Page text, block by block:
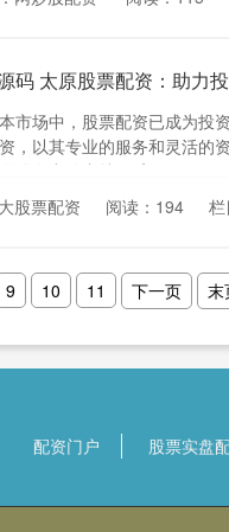
码 太原股票配资：助力
市场中，股票配资已成为投
，以其专业的服务和灵活的
强有力的支持。 高....
股票配资 阅读：194
9 10 11 下一页 末
配资门户 股票实盘